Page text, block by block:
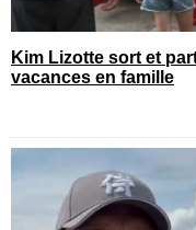
Kim Lizotte sort et
vacances en famille